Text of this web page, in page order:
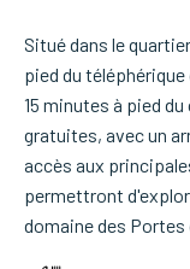
Situé dans le
pied du
15 minutes à pied
gratuites, avec un
accès aux
permettront
domaine des Portes